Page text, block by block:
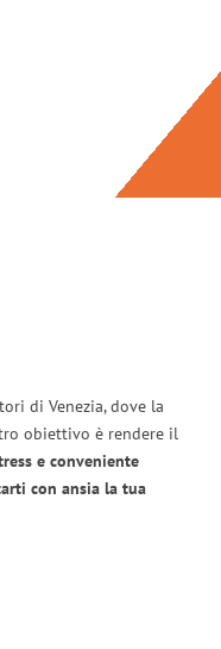
di Venezia, dove la
obiettivo è rendere il
e conveniente
con ansia la tua